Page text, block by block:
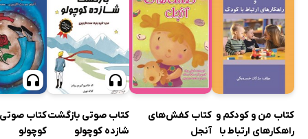
کتاب من و کودکم و
راهکارهای ارتباط با
کتاب کفش‌های
آنجل
کتاب صوتی بازگشت
شازده کوچولو
کتاب
کوچولو